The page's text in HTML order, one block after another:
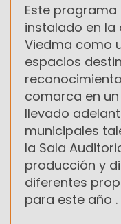
Este programa
instalado en
Viedma como
espacios
comarca en
llevado
municipales
la Sala
producción y
diferentes
para este año .